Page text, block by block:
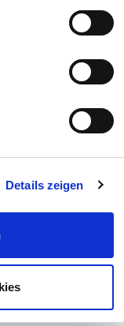
Details zeigen